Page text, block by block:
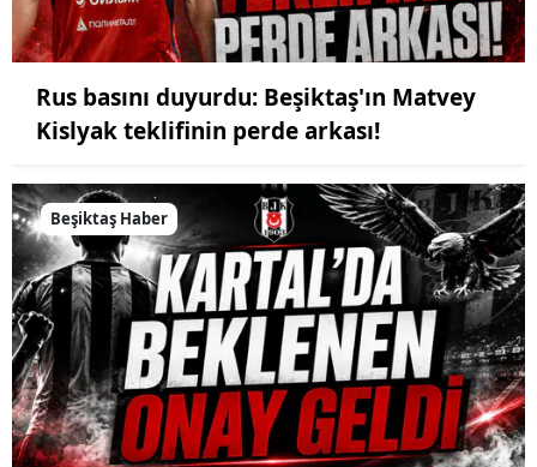
Rus basını duyurdu: Beşiktaş'ın Matvey
Kislyak teklifinin perde arkası!
Beşiktaş Haber